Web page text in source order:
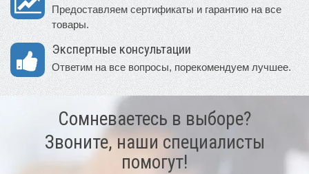
Предоставляем сертификаты и гарантию на все
товары.
Экспертные консультации
Ответим на все вопросы, порекомендуем лучшее.
Сомневаетесь в выборе?
Звоните, наши специалисты
помогут!